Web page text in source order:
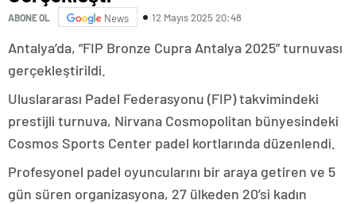
ABONE OL News 12 Mayıs 2025 20:48
Antalya’da, “FIP Bronze Cupra Antalya 2025” turnuvası
gerçekleştirildi.
Uluslararası Padel Federasyonu (FIP) takvimindeki
prestijli turnuva, Nirvana Cosmopolitan bünyesindeki
Cosmos Sports Center padel kortlarında düzenlendi.
Profesyonel padel oyuncularını bir araya getiren ve 5
gün süren organizasyona, 27 ülkeden 20’si kadın